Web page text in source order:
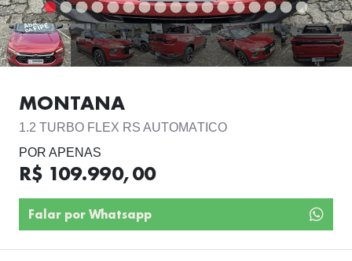
MONTANA
1.2 TURBO FLEX RS AUTOMÁTICO
POR APENAS
R$ 109.990,00
Falar por Whatsapp